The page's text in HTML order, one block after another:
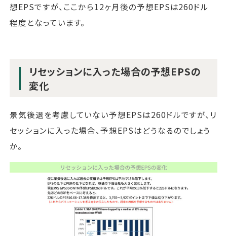
想EPSですが、ここから12ヶ月後の予想EPSは260ドル
程度となっています。
リセッションに入った場合の予想EPSの
変化
景気後退を考慮していない予想EPSは260ドルですが、リ
セッションに入った場合、予想EPSはどうなるのでしょう
か。